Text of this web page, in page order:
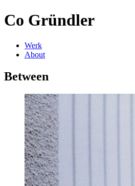
Co Gründler
Werk
About
Between